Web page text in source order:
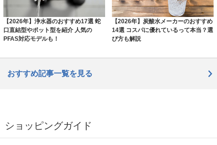
【2026年】浄水器のおすすめ17選 蛇
口直結型やポット型を紹介 人気の
PFAS対応モデルも！
【2026年】炭酸水メーカーのおすすめ
14選 コスパに優れているって本当？選
び方も解説
おすすめ記事一覧を見る
ショッピングガイド